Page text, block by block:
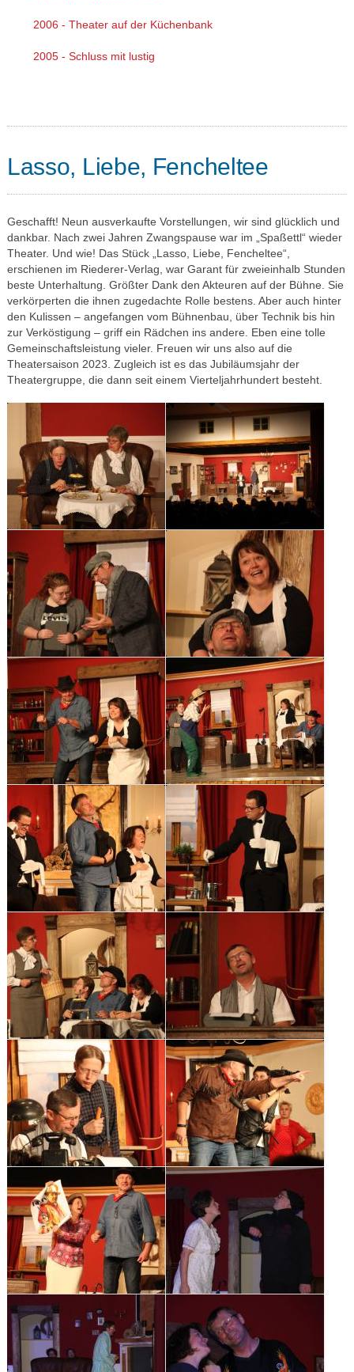
2006 - Theater auf der Küchenbank
2005 - Schluss mit lustig
Lasso, Liebe, Fencheltee
Geschafft! Neun ausverkaufte Vorstellungen, wir sind glücklich und
dankbar. Nach zwei Jahren Zwangspause war im „Spaßettl“ wieder
Theater. Und wie! Das Stück „Lasso, Liebe, Fencheltee“,
erschienen im Riederer-Verlag, war Garant für zweieinhalb Stunden
beste Unterhaltung. Größter Dank den Akteuren auf der Bühne. Sie
verkörperten die ihnen zugedachte Rolle bestens. Aber auch hinter
den Kulissen – angefangen vom Bühnenbau, über Technik bis hin
zur Verköstigung – griff ein Rädchen ins andere. Eben eine tolle
Gemeinschaftsleistung vieler. Freuen wir uns also auf die
Theatersaison 2023. Zugleich ist es das Jubiläumsjahr der
Theatergruppe, die dann seit einem Vierteljahrhundert besteht.